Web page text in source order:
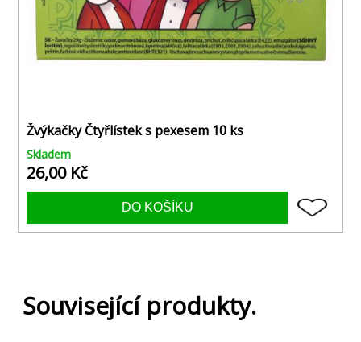
Žvýkačky Čtyřlístek s pexesem 10 ks
Skladem
26,00 Kč
Související produkty.